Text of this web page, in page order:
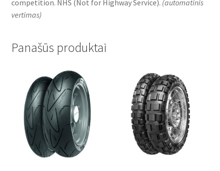
competition. NHS (Not for Highway Service). (automatinis
vertimas)
Panašūs produktai